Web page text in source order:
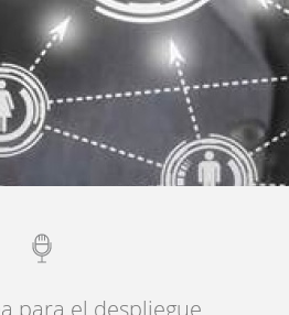
para el despliegue